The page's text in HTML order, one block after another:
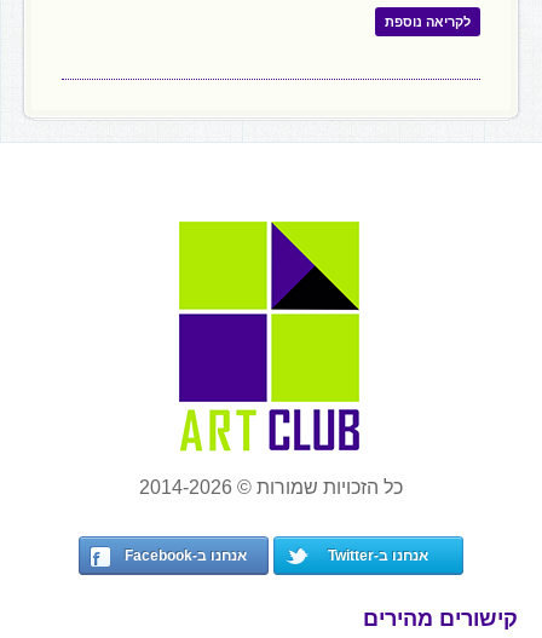
לקריאה נוספת
כל הזכויות שמורות © 2014-2026
אנחנו ב-Twitter אנחנו ב-Facebook
קישורים מהירים